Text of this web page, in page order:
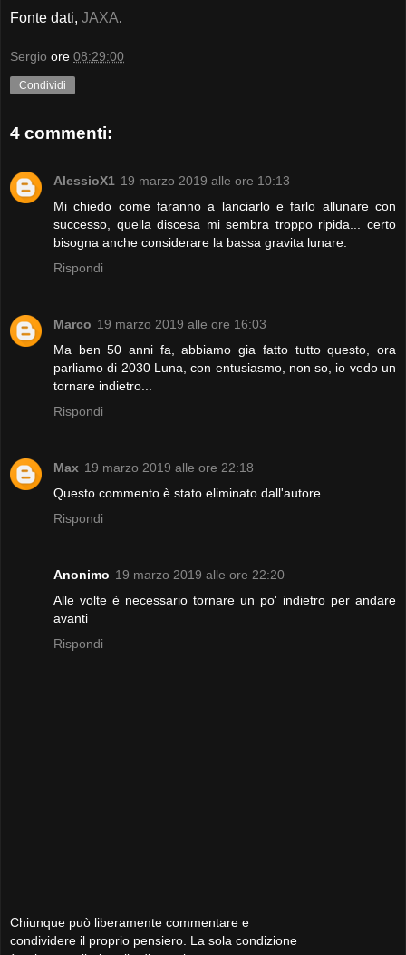
Fonte dati, JAXA.
Sergio ore 08:29:00
Condividi
4 commenti:
AlessioX1 19 marzo 2019 alle ore 10:13
Mi chiedo come faranno a lanciarlo e farlo allunare con
successo, quella discesa mi sembra troppo ripida... certo
bisogna anche considerare la bassa gravita lunare.
Rispondi
Marco 19 marzo 2019 alle ore 16:03
Ma ben 50 anni fa, abbiamo gia fatto tutto questo, ora
parliamo di 2030 Luna, con entusiasmo, non so, io vedo un
tornare indietro...
Rispondi
Max 19 marzo 2019 alle ore 22:18
Questo commento è stato eliminato dall'autore.
Rispondi
Anonimo 19 marzo 2019 alle ore 22:20
Alle volte è necessario tornare un po' indietro per andare
avanti
Rispondi
Chiunque può liberamente commentare e
condividere il proprio pensiero. La sola condizione